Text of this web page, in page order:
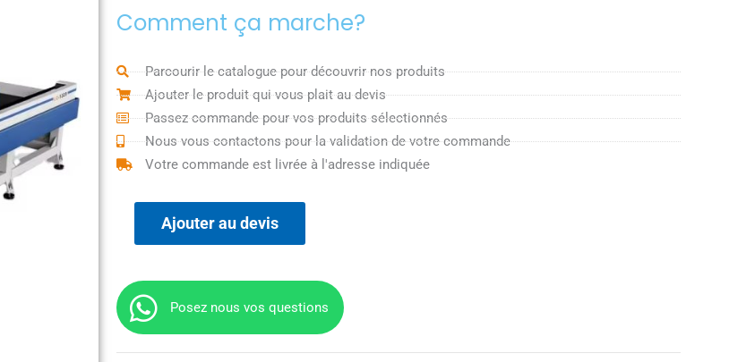
Comment ça marche?
Parcourir le catalogue pour découvrir nos produits
Ajouter le produit qui vous plait au devis
Passez commande pour vos produits sélectionnés
Nous vous contactons pour la validation de votre commande
Votre commande est livrée à l'adresse indiquée
Ajouter au devis
Posez nous vos questions